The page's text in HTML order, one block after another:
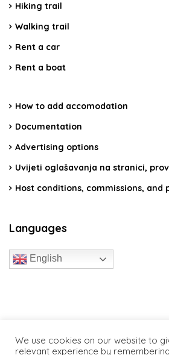
Hiking trail
Walking trail
Rent a car
Rent a boat
How to add accomodation
Documentation
Advertising options
Uvijeti oglašavanja na stranici,
Host conditions, commissions, and
Languages
English
We use cookies on our website to
relevant experience by